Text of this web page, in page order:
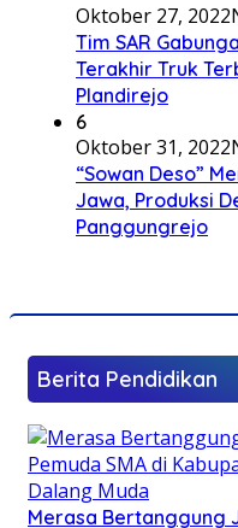
Oktober 27, 2022
Tim SAR
Terakhir Truk
Plandirejo
6
Oktober 31, 2022
“Sowan Deso”
Jawa, Produksi
Panggungrejo
Berita Pendidikan
Merasa Bertanggung